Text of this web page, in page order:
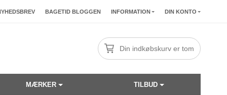
BAGETID BLOGGEN INFORMATION DIN KONTO
Din indkøbskurv er tom
MÆRKER TILBUD